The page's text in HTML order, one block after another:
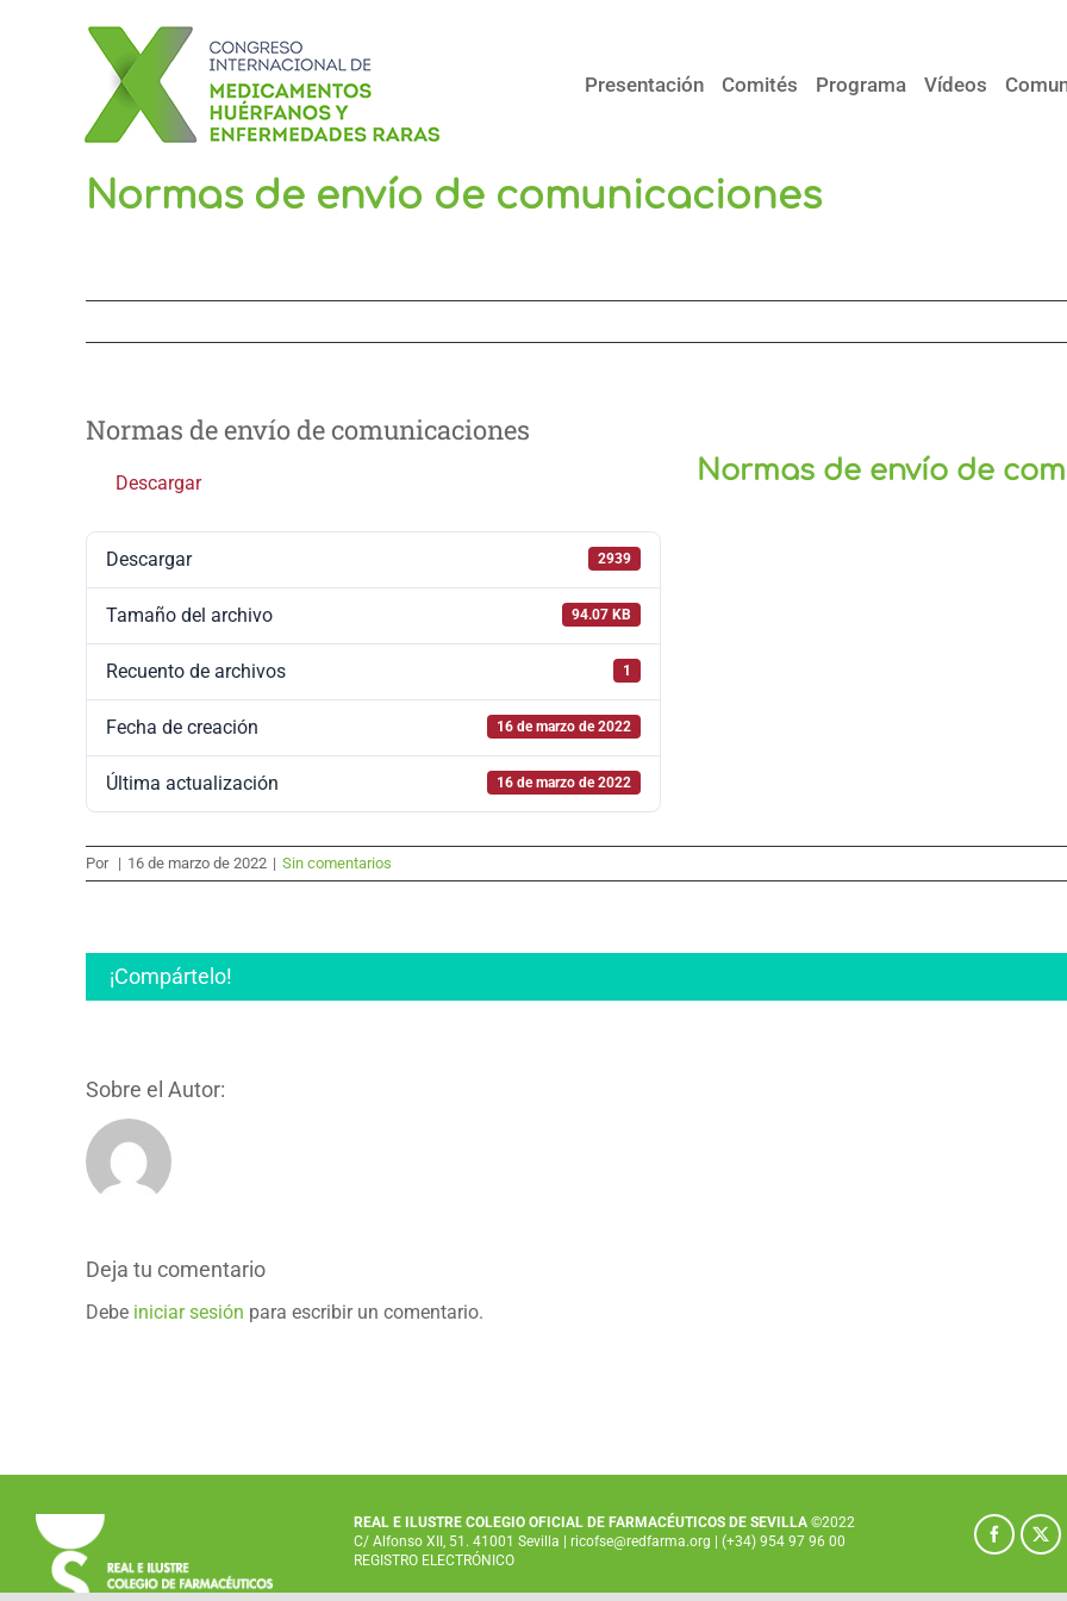
Presentación Comités Programa Vídeos
Normas de envío de comunicaciones
Normas de envío de comunicaciones
Descargar
Descargar 2939
Tamaño del archivo 94.07 KB
Recuento de archivos 1
Fecha de creación 16 de marzo de 2022
Última actualización 16 de marzo de 2022
Normas de envío de
Por | 16 de marzo de 2022 | Sin comentarios
¡Compártelo!
Sobre el Autor:
Deja tu comentario
Debe iniciar sesión para escribir un comentario.
REAL E ILUSTRE COLEGIO OFICIAL DE FARMACÉUTICOS DE SEVILLA ©2022
C/ Alfonso XII, 51. 41001 Sevilla |ricofse@redfarma.org |(+34) 954 97 96 00
REGISTRO ELECTRÓNICO